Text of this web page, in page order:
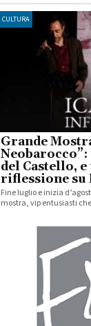
CULTURA
Grande
del Castello,
riflessione
Fine luglio e inizia
mostra, vip entusiasti